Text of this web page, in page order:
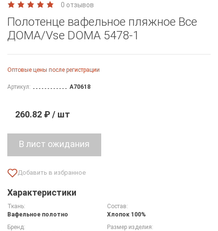
0 отзывов
Полотенце вафельное пляжное Все
ДОМА/Vse DOMA 5478-1
Оптовые цены после регистрации
Артикул: A70618
260.82 ₽ / шт
Характеристики
Ткань:
Вафельное полотно
Состав:
Хлопок 100%
Бренд:
Размер изделия: